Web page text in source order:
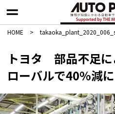
HOME >
トヨタ 部品不足
ローバルで40%減に